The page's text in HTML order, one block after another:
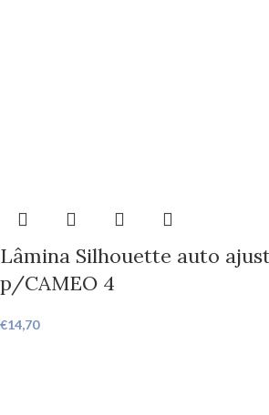
Lâmina Silhouette auto
p/CAMEO 4
€14,70